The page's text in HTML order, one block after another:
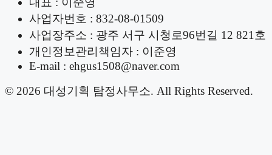
사업자번호 : 832-08-01509
사업장주소 : 광주 서구 시청로96번길 12 821호
개인정보관리책임자 : 이준영
E-mail : ehgus1508@naver.com
© 2026 대성기획 탐정사무소. All Rights Reserved.